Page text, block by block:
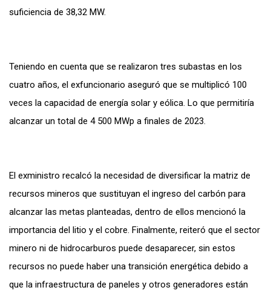
suficiencia de 38,32 MW.
Teniendo en cuenta que se realizaron tres subastas en los
cuatro años, el exfuncionario aseguró que se multiplicó 100
veces la capacidad de energía solar y eólica. Lo que permitiría
alcanzar un total de 4 500 MWp a finales de 2023.
El exministro recalcó la necesidad de diversificar la matriz de
recursos mineros que sustituyan el ingreso del carbón para
alcanzar las metas planteadas, dentro de ellos mencionó la
importancia del litio y el cobre. Finalmente, reiteró que el sector
minero ni de hidrocarburos puede desaparecer, sin estos
recursos no puede haber una transición energética debido a
que la infraestructura de paneles y otros generadores están